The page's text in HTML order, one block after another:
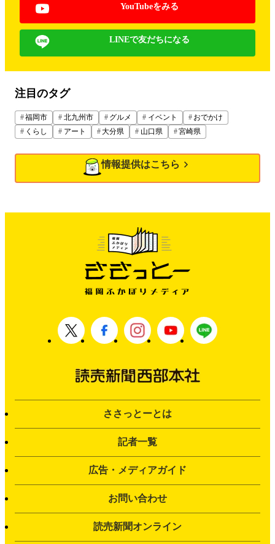
YouTubeをみる
LINEで友だちになる
注目のタグ
福岡市 北九州市 グルメ イベント
おでかけ
くらし
アート 大分県 山口県 宮崎県
情報提供はこちら
ささっとーとは
記者一覧
広告・メディアガイド
お問い合わせ
読売新聞オンライン